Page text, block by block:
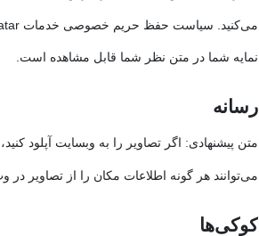
نمایه شما در متن نظر شما قابل مشاهده است.
رسانه
متن پیشنهادی:
می‌توانند هر گونه اطلاعات مکان را از تصاویر در
کوکی‌ها